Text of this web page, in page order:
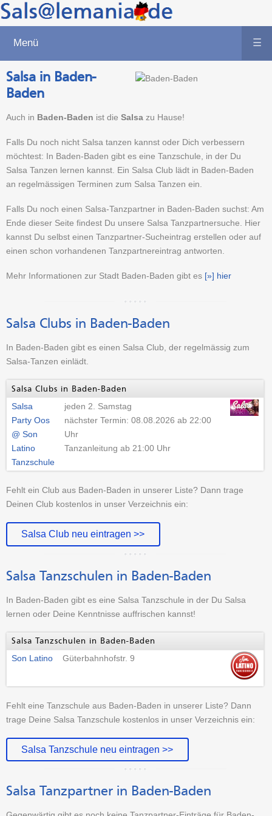
Menü ☰
Salsa in Baden-
Baden
Auch in Baden-Baden ist die Salsa zu Hause!
Falls Du noch nicht Salsa tanzen kannst oder Dich verbessern
möchtest: In Baden-Baden gibt es eine Tanzschule, in der Du
Salsa Tanzen lernen kannst. Ein Salsa Club lädt in Baden-Baden
an regelmässigen Terminen zum Salsa Tanzen ein.
Falls Du noch einen Salsa-Tanzpartner in Baden-Baden suchst: Am
Ende dieser Seite findest Du unsere Salsa Tanzpartnersuche. Hier
kannst Du selbst einen Tanzpartner-Sucheintrag erstellen oder auf
einen schon vorhandenen Tanzpartnereintrag antworten.
Mehr Informationen zur Stadt Baden-Baden gibt es [»] hier
Salsa Clubs in Baden-Baden
In Baden-Baden gibt es einen Salsa Club, der regelmässig zum
Salsa-Tanzen einlädt.
Salsa Clubs in Baden-Baden
Salsa
Party Oos
@ Son
Latino
Tanzschule
jeden 2. Samstag
nächster Termin: 08.08.2026 ab 22:00
Uhr
Tanzanleitung ab 21:00 Uhr
Fehlt ein Club aus Baden-Baden in unserer Liste? Dann trage
Deinen Club kostenlos in unser Verzeichnis ein:
Salsa Club neu eintragen >>
Salsa Tanzschulen in Baden-Baden
In Baden-Baden gibt es eine Salsa Tanzschule in der Du Salsa
lernen oder Deine Kenntnisse auffrischen kannst!
Salsa Tanzschulen in Baden-Baden
Son Latino Güterbahnhofstr. 9
Fehlt eine Tanzschule aus Baden-Baden in unserer Liste? Dann
trage Deine Salsa Tanzschule kostenlos in unser Verzeichnis ein:
Salsa Tanzschule neu eintragen >>
Salsa Tanzpartner in Baden-Baden